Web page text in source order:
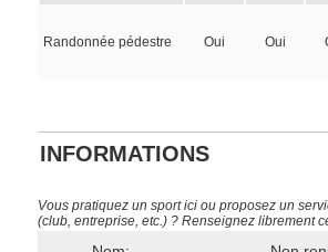
Randonnée pédestre Oui Oui
INFORMATIONS
Vous pratiquez un sport ici ou proposez un
(club, entreprise, etc.) ? Renseignez librement